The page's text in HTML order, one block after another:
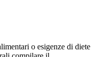
o esigenze di diete